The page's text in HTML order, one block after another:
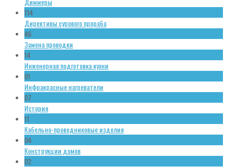
114
Директивы сурового прораба
46
Замена проводки
14
Инженерная подготовка кухни
01
Инфракрасные нагреватели
07
История
11
Кабельно-проводниковые изделия
04
Конструкции домов
02